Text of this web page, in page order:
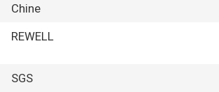
Chine
REWELL
SGS